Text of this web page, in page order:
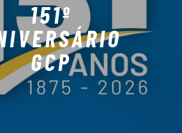
151º
GCP